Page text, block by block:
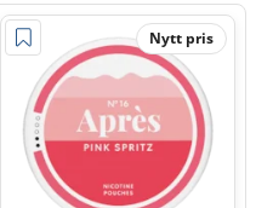
Nytt pris